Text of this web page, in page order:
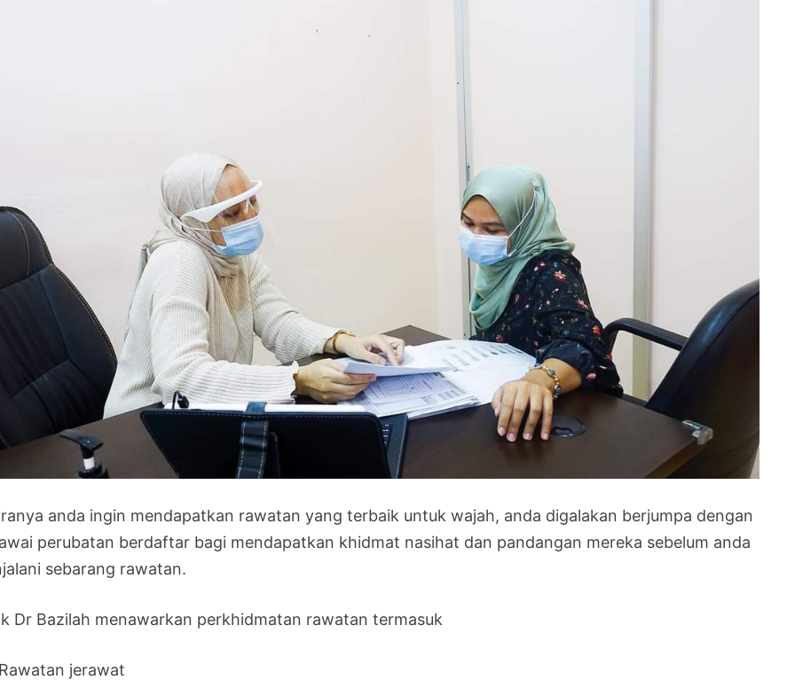
anda ingin mendapatkan rawatan yang terbaik untuk wajah, anda digalakan berjumpa dengan
perubatan berdaftar bagi mendapatkan khidmat nasihat dan pandangan mereka sebelum anda
sebarang rawatan.
Dr Bazilah menawarkan perkhidmatan rawatan termasuk
jerawat